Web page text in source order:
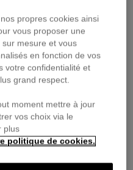
denim grey
€
propres cookies ainsi
vous proposer une
mesure et vous
en fonction de vos
votre confidentialité et
grand respect.
moment mettre à jour
vos choix via le
plus
politique de cookies.